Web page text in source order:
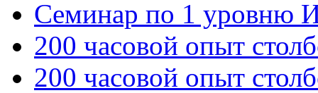
Семинар по 1 уровню
200 часовой опыт
200 часовой опыт